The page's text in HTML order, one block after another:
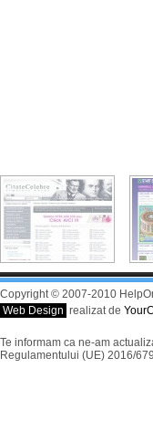
Copyright © 2007-2010
Web Design realizat de
Te informam ca ne-am
Regulamentului (UE) 2016/